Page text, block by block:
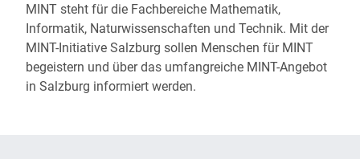
MINT steht für die Fachbereiche Mathematik,
Informatik, Naturwissenschaften und Technik. Mit der
MINT-Initiative Salzburg sollen Menschen für MINT
begeistern und über das umfangreiche MINT-Angebot
in Salzburg informiert werden.